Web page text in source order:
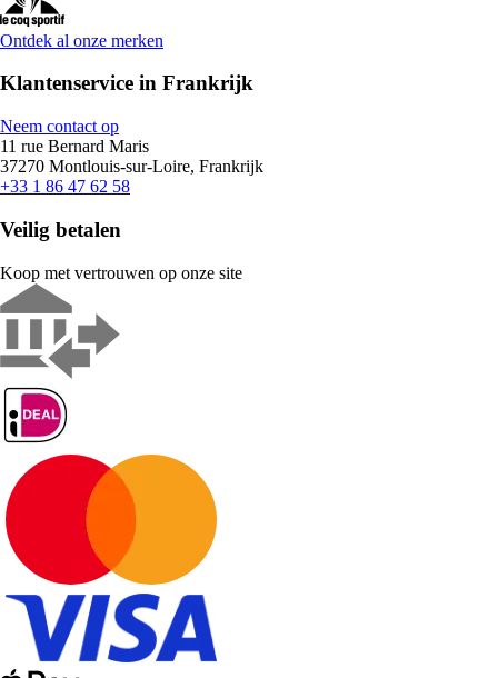
Ontdek al onze merken
Klantenservice in Frankrijk
Neem contact op
11 rue Bernard Maris
37270 Montlouis-sur-Loire, Frankrijk
+33 1 86 47 62 58
Veilig betalen
Koop met vertrouwen op onze site